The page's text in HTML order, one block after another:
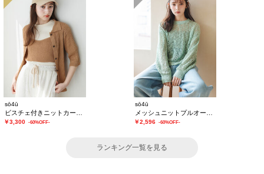
sō4ū
￥3,300 -60%OFF-
sō4ū
￥2,596 -60%OFF-
ランキング一覧を見る